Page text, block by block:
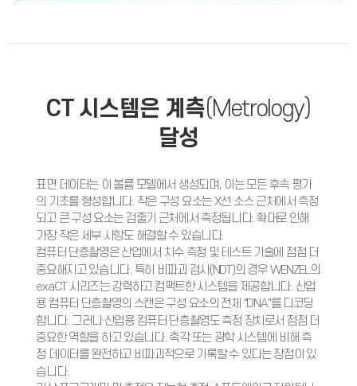
CT 시스템은 계측(Metrology)
달성
표면 데이터는 이 볼륨 모델에서 생성되며, 이는 모든 후속 평가
의 기초를 형성합니다. 작은 구성 요소는 X선 소스 근처에서 측정
되고 큰 구성 요소는 검출기 근처에서 측정됩니다. 확대로 인해
가장 작은 세부 사항도 해결할 수 있습니다.
컴퓨터 단층촬영은 산업에서 치수 측정 및 테스트 기술에 점점 더
중요해지고 있습니다. 특히 비파괴 검사(NDT)의 경우 WENZEL의
exaCT 시리즈는 강력하고 컴팩트한 시스템을 제공합니다. 산업
용 컴퓨터 단층촬영의 스캔은 구성 요소의 전체 "DNA"를 디코딩
합니다. 그러나 산업용 컴퓨터 단층촬영도 측정 장치로서 점점 더
중요한 역할을 하고 있습니다. 촉각 또는 광학 시스템에 비해 측
정 데이터를 완전하고 비파괴적으로 기록할 수 있다는 장점이 있
습니다.